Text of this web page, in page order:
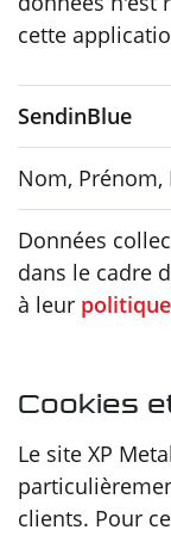
cette
SendinBlue
Nom,
Données
dans le cadre
à leur
Cookies
Le site XP
clients. Pour